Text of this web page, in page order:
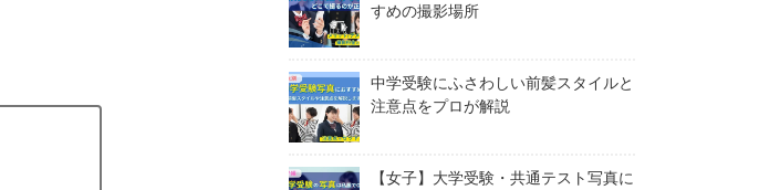
すめの撮影場所
中学受験にふさわしい前髪スタイルと
注意点をプロが解説
【女子】大学受験・共通テスト写真に